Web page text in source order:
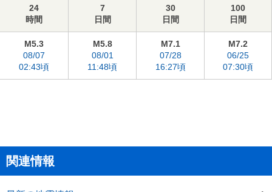
24
時間
7
日間
30
日間
100
日間
M5.3
08/07
02:43頃
M5.8
08/01
11:48頃
M7.1
07/28
16:27頃
M7.2
06/25
07:30頃
関連情報